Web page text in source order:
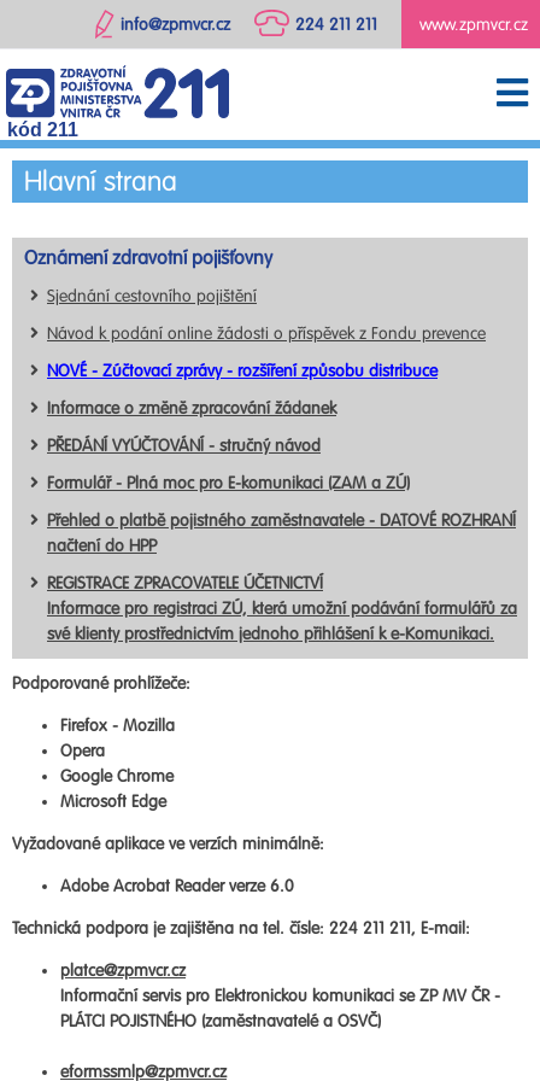
www.zpmvcr.cz
224 211 211
info@zpmvcr.cz
kód 211
Hlavní strana
Oznámení zdravotní pojišťovny
Sjednání cestovního pojištění
Návod k podání online žádosti o příspěvek z Fondu prevence
NOVÉ - Zúčtovací zprávy - rozšíření způsobu distribuce
Informace o změně zpracování žádanek
PŘEDÁNÍ VYÚČTOVÁNÍ - stručný návod
Formulář - Plná moc pro E-komunikaci (ZAM a ZÚ)
Přehled o platbě pojistného zaměstnavatele - DATOVÉ ROZHRANÍ
načtení do HPP
REGISTRACE ZPRACOVATELE ÚČETNICTVÍ
Informace pro registraci ZÚ, která umožní podávání formulářů za
své klienty prostřednictvím jednoho přihlášení k e-Komunikaci.
Podporované prohlížeče:
Firefox - Mozilla
Opera
Google Chrome
Microsoft Edge
Vyžadované aplikace ve verzích minimálně:
Adobe Acrobat Reader verze 6.0
Technická podpora je zajištěna na tel. čísle: 224 211 211, E-mail:
platce@zpmvcr.cz
Informační servis pro Elektronickou komunikaci se ZP MV ČR -
PLÁTCI POJISTNÉHO (zaměstnavatelé a OSVČ)
eformssmlp@zpmvcr.cz